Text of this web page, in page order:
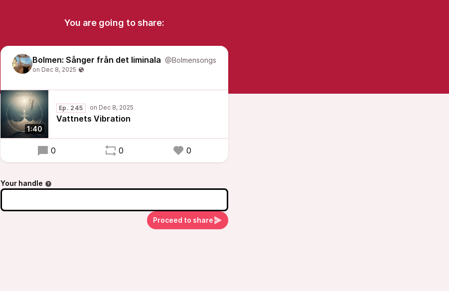
You are going to share:
Bolmen: Sånger från det liminala @Bolmensongs
1:40
Ep. 245
Vattnets Vibration
0 0 0
Your handle
Proceed to share